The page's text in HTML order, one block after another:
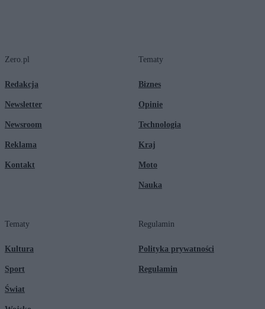
Zero.pl
Redakcja
Newsletter
Newsroom
Reklama
Kontakt
Tematy
Biznes
Opinie
Technologia
Kraj
Moto
Nauka
Tematy
Kultura
Sport
Świat
Regulamin
Polityka prywatności
Regulamin